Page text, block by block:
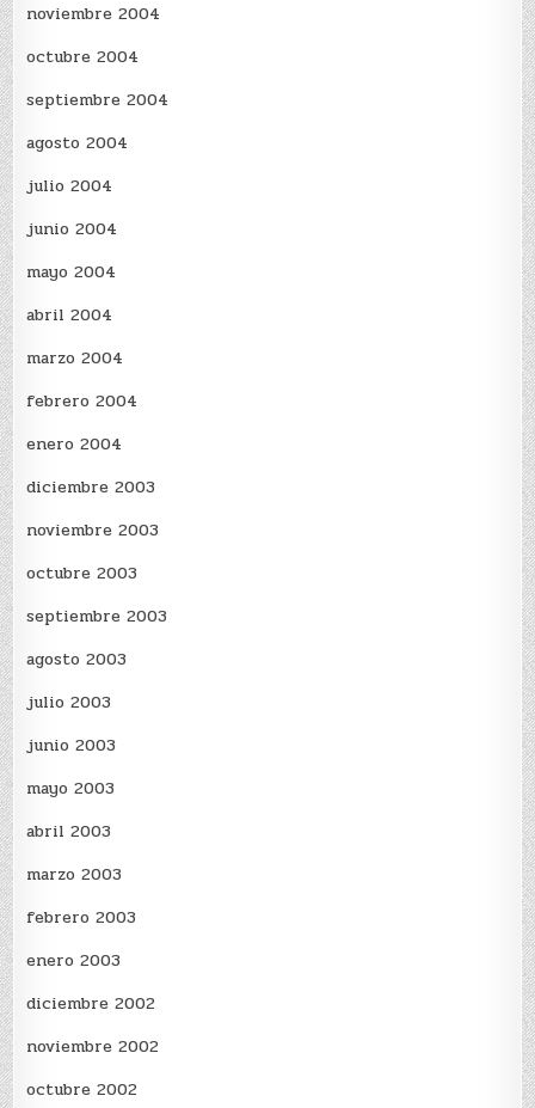
noviembre 2004
octubre 2004
septiembre 2004
agosto 2004
julio 2004
junio 2004
mayo 2004
abril 2004
marzo 2004
febrero 2004
enero 2004
diciembre 2003
noviembre 2003
octubre 2003
septiembre 2003
agosto 2003
julio 2003
junio 2003
mayo 2003
abril 2003
marzo 2003
febrero 2003
enero 2003
diciembre 2002
noviembre 2002
octubre 2002